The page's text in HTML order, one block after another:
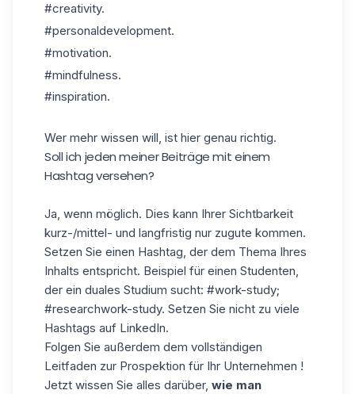
#creativity.
#personaldevelopment.
#motivation.
#mindfulness.
#inspiration.
Wer mehr wissen will, ist hier genau richtig.
Soll ich jeden meiner Beiträge mit einem
Hashtag versehen?
Ja, wenn möglich. Dies kann Ihrer Sichtbarkeit
kurz-/mittel- und langfristig nur zugute kommen.
Setzen Sie einen Hashtag, der dem Thema Ihres
Inhalts entspricht. Beispiel für einen Studenten,
der ein duales Studium sucht: #work-study;
#researchwork-study. Setzen Sie nicht zu viele
Hashtags auf LinkedIn.
Folgen Sie außerdem dem vollständigen
Leitfaden zur Prospektion für Ihr Unternehmen !
Jetzt wissen Sie alles darüber, wie man